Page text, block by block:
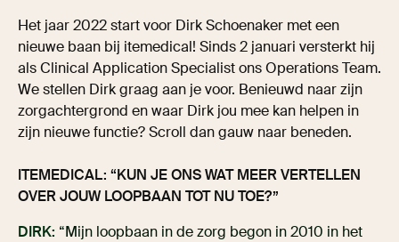
Het jaar 2022 start voor Dirk Schoenaker met een
nieuwe baan bij itemedical! Sinds 2 januari versterkt hij
als Clinical Application Specialist ons Operations Team.
We stellen Dirk graag aan je voor. Benieuwd naar zijn
zorgachtergrond en waar Dirk jou mee kan helpen in
zijn nieuwe functie? Scroll dan gauw naar beneden.
ITEMEDICAL: “KUN JE ONS WAT MEER VERTELLEN
OVER JOUW LOOPBAAN TOT NU TOE?”
DIRK: “Mijn loopbaan in de zorg begon in 2010 in het